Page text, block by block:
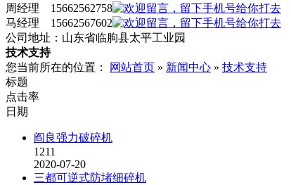
周经理 15662562758
马经理 15662567602
公司地址：山东省临朐县太平工业园
技术支持
您当前所在的位置：
网站首页 » 新闻中心 » 技术支持
标题
点击率
日期
阎良强力破碎机
1211
2020-07-20
三都可逆式防堵细碎机